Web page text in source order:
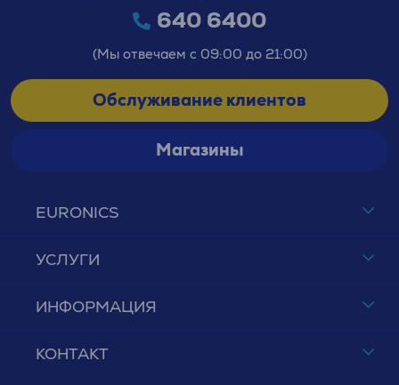
EURONICS
УСЛУГИ
ИНФОРМАЦИЯ
КОНТАКТ
640 6400
(Мы отвечаем с 09:00 до 21:00)
Обслуживание клиентов
Магазины